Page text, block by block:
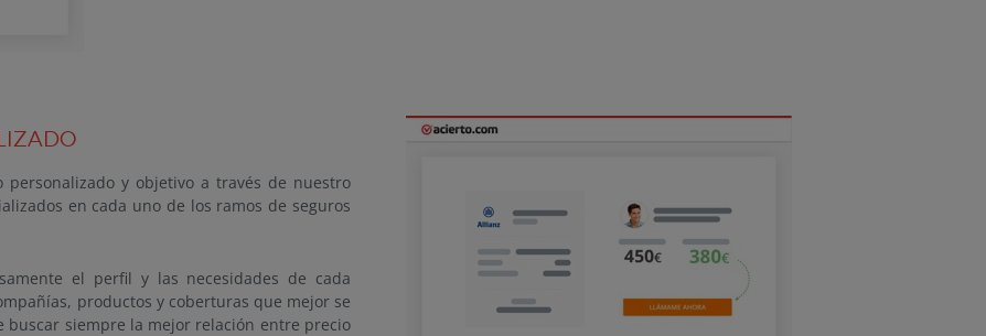
personalizado y objetivo a través de nuestro
en cada uno de los ramos de seguros
el perfil y las necesidades de cada
productos y coberturas que mejor se
buscar siempre la mejor relación entre precio